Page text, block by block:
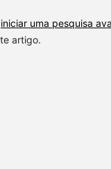
iniciar uma pesquisa
artigo.